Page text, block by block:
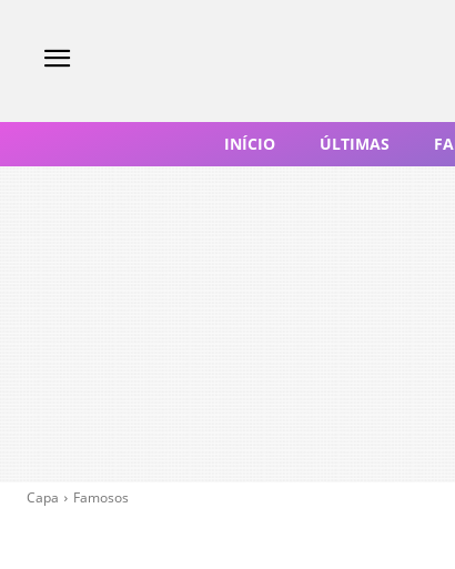
INÍCIO ÚLTIMAS
Capa Famosos